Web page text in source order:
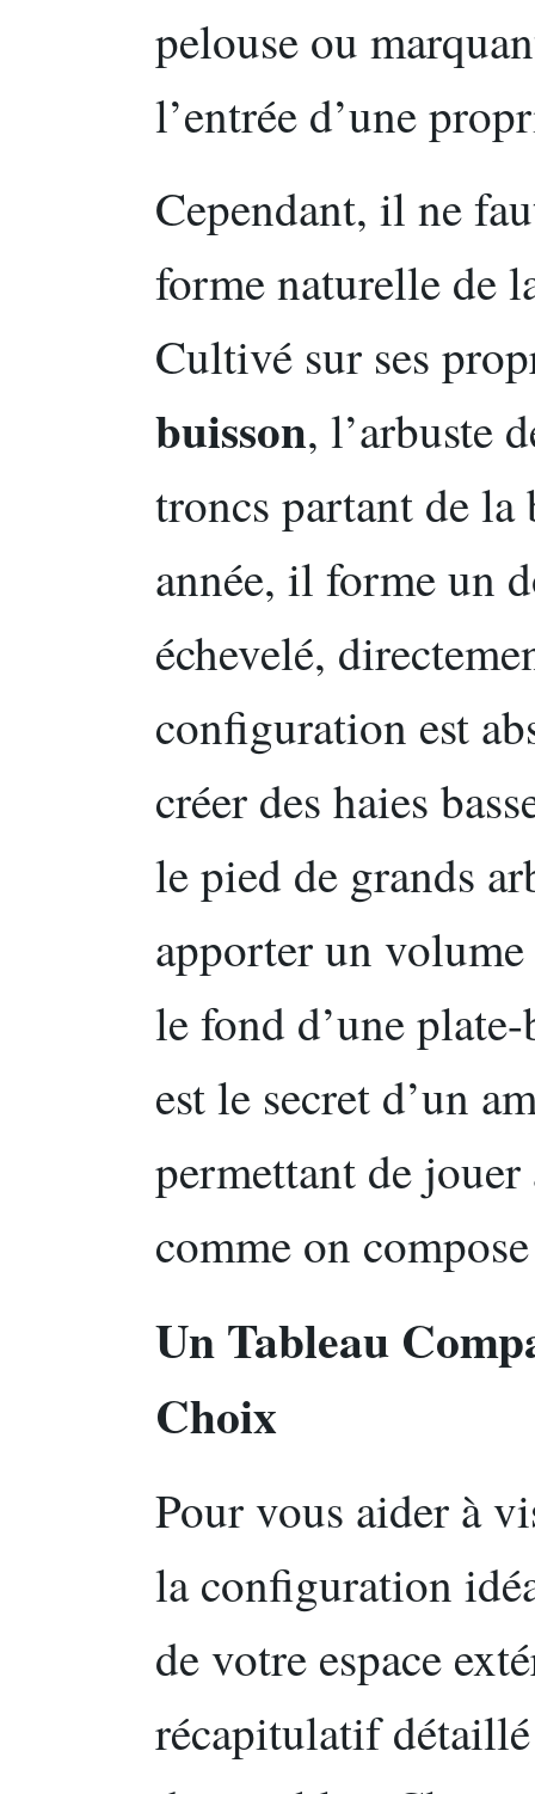
pelouse ou
l’entrée d’une
Cependant, il ne
forme naturelle de
Cultivé sur ses
buisson, l’arbuste
troncs partant de la
année, il forme un
échevelé,
configuration est
créer des haies
le pied de grands
apporter un
le fond d’une
est le secret d’un
permettant de jouer
comme on
Un Tableau
Choix
Pour vous aider à
la configuration
de votre espace
récapitulatif